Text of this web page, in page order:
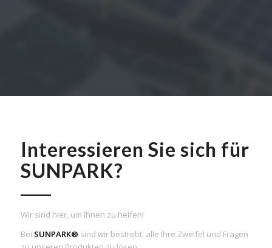
Interessieren Sie sich für
SUNPARK?
Wir sind hier, um Ihnen zu helfen!
Bei SUNPARK® sind wir bestrebt, alle Ihre Zweifel und Fragen